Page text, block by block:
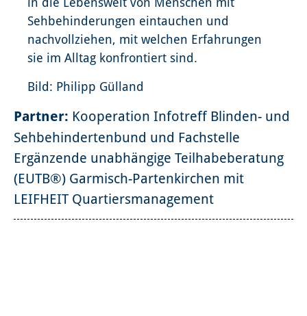
Sehbehinderungen eintauchen und
nachvollziehen, mit welchen Erfahrungen
sie im Alltag konfrontiert sind.
Bild: Philipp Gülland
Partner: Kooperation Infotreff Blinden- und
Sehbehindertenbund und Fachstelle
Ergänzende unabhängige Teilhabeberatung
(EUTB®) Garmisch-Partenkirchen mit
LEIFHEIT Quartiersmanagement